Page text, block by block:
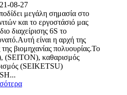
08-27
μεγάλη σημασία στο
και το εργοστάσιό μας
διαχείρισης 6S το
είναι η αρχή της
βιομηχανίας πολυουρίας.Το
(SEITON), καθαρισμός
(SEIKETSU)